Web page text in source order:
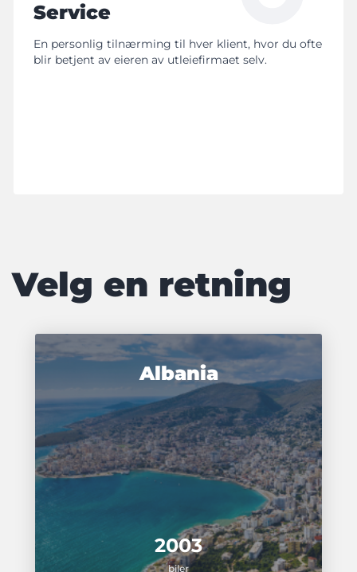
Service
En personlig tilnærming til hver klient, hvor du ofte
blir betjent av eieren av utleiefirmaet selv.
Velg en retning
2003
biler
Albania